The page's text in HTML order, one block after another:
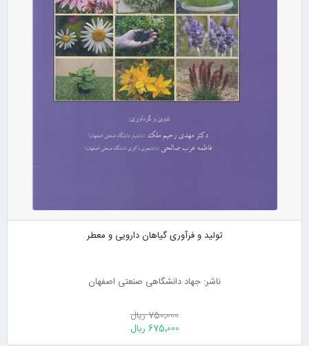
تولید و فرآوری گیاهان دارویی و معطر
ناشر: جهاد دانشگاهی صنعتی اصفهان
750٬000 ریال
675٬000 ریال